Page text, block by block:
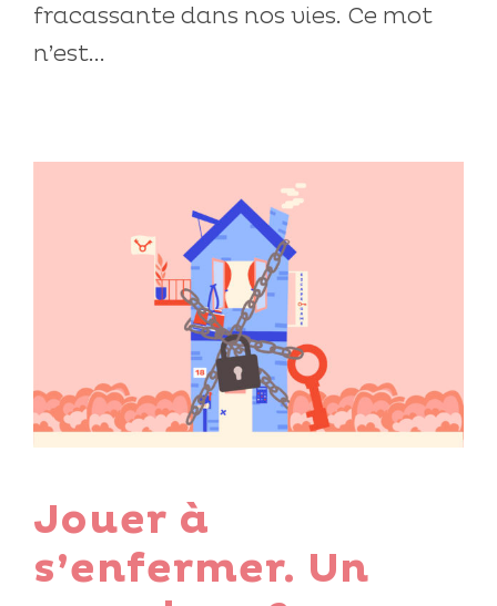
fracassante dans nos vies. Ce mot
n’est...
Jouer à
s’enfermer. Un